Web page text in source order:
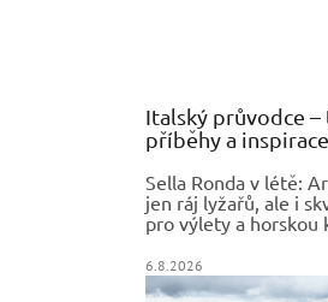
Italský průvodce –
příběhy a inspirace
Sella Ronda v létě:
jen ráj lyžařů, ale i
pro výlety a horskou
6.8.2026